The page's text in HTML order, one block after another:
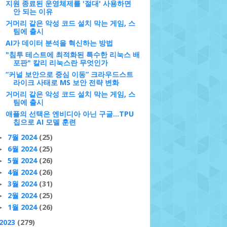
지원 종료된 운영체제를 '절대' 사용하면
안 되는 이유
거머리 같은 악성 코드 설치 막는 게임, 스
팀에 출시
AI가 데이터 분석을 혁신하는 방법
"침투 테스트에 최적화된 특수한 리눅스 배
포판" 칼리 리눅스란 무엇인가
“커널 보안으로 중심 이동” 크라우드스트
라이크 사태로 MS 보안 전략 변화
거머리 같은 악성 코드 설치 막는 게임, 스
팀에 출시
애플의 선택은 엔비디아 아닌 구글…TPU
칩으로 AI 모델 훈련
7월 2024 (25)
6월 2024 (25)
5월 2024 (26)
4월 2024 (26)
3월 2024 (31)
2월 2024 (25)
1월 2024 (26)
(279)